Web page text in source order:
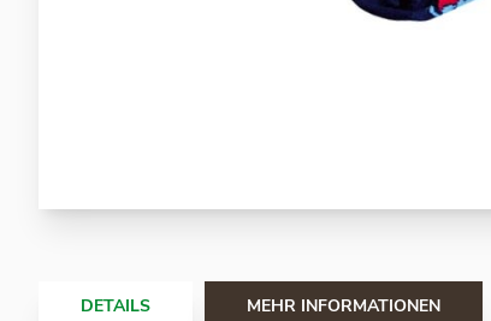
springen
DETAILS MEHR INFORMATIONEN